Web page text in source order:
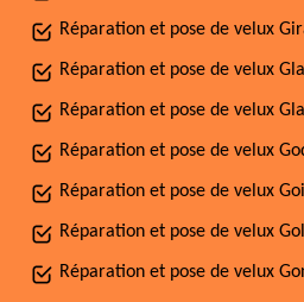
Réparation et pose de velux
Réparation et pose de velux
Réparation et pose de velux
Réparation et pose de velux
Réparation et pose de velux
Réparation et pose de velux
Réparation et pose de velux